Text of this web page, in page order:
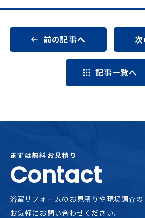
前の記事へ
記事一覧へ
まずは無料お見積り
Contact
浴室リフォームのお見積りや現場調査の
お気軽にお問い合わせください。